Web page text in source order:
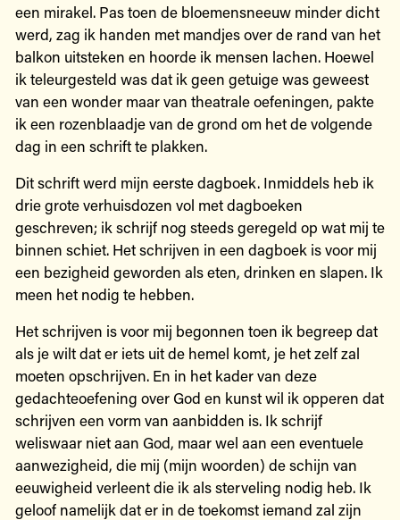
een mirakel. Pas toen de bloemensneeuw minder dicht
werd, zag ik handen met mandjes over de rand van het
balkon uitsteken en hoorde ik mensen lachen. Hoewel
ik teleurgesteld was dat ik geen getuige was geweest
van een wonder maar van theatrale oefeningen, pakte
ik een rozenblaadje van de grond om het de volgende
dag in een schrift te plakken.
Dit schrift werd mijn eerste dagboek. Inmiddels heb ik
drie grote verhuisdozen vol met dagboeken
geschreven; ik schrijf nog steeds geregeld op wat mij te
binnen schiet. Het schrijven in een dagboek is voor mij
een bezigheid geworden als eten, drinken en slapen. Ik
meen het nodig te hebben.
Het schrijven is voor mij begonnen toen ik begreep dat
als je wilt dat er iets uit de hemel komt, je het zelf zal
moeten opschrijven. En in het kader van deze
gedachteoefening over God en kunst wil ik opperen dat
schrijven een vorm van aanbidden is. Ik schrijf
weliswaar niet aan God, maar wel aan een eventuele
aanwezigheid, die mij (mijn woorden) de schijn van
eeuwigheid verleent die ik als sterveling nodig heb. Ik
geloof namelijk dat er in de toekomst iemand zal zijn